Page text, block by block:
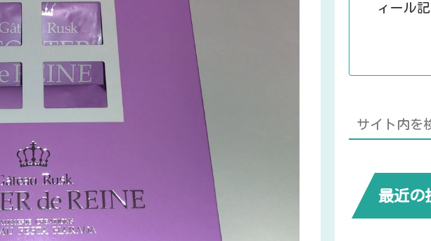
ィール
最近の